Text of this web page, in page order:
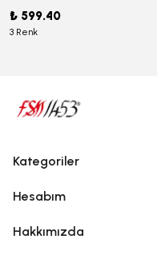
₺ 599.40
3 Renk
Kategoriler
Hesabım
Hakkımızda